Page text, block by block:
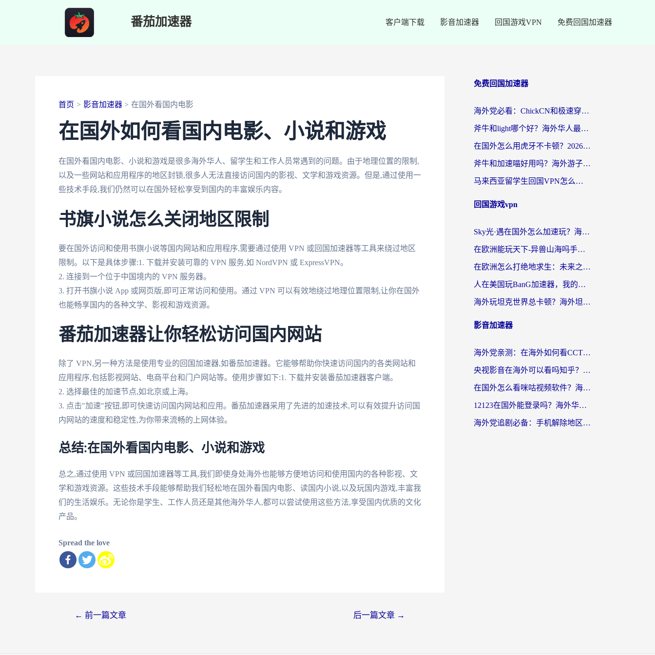
番茄加速器 客户端下载 影音加速器 回国游戏VPN 免费回国加速器
首页 影音加速器 在国外看国内电影
在国外如何看国内电影、小说和游戏
在国外看国内电影、小说和游戏是很多海外华人、留学生和工作人员常遇到的问题。由于地理位置的限制,
以及一些网站和应用程序的地区封锁,很多人无法直接访问国内的影视、文学和游戏资源。但是,通过使用一
些技术手段,我们仍然可以在国外轻松享受到国内的丰富娱乐内容。
书旗小说怎么关闭地区限制
要在国外访问和使用书旗小说等国内网站和应用程序,需要通过使用 VPN 或回国加速器等工具来绕过地区
限制。以下是具体步骤:1. 下载并安装可靠的 VPN 服务,如 NordVPN 或 ExpressVPN。
2. 连接到一个位于中国境内的 VPN 服务器。
3. 打开书旗小说 App 或网页版,即可正常访问和使用。通过 VPN 可以有效地绕过地理位置限制,让你在国外
也能畅享国内的各种文学、影视和游戏资源。
番茄加速器让你轻松访问国内网站
除了 VPN,另一种方法是使用专业的回国加速器,如番茄加速器。它能够帮助你快速访问国内的各类网站和
应用程序,包括影视网站、电商平台和门户网站等。使用步骤如下:1. 下载并安装番茄加速器客户端。
2. 选择最佳的加速节点,如北京或上海。
3. 点击"加速"按钮,即可快速访问国内网站和应用。番茄加速器采用了先进的加速技术,可以有效提升访问国
内网站的速度和稳定性,为你带来流畅的上网体验。
总结:在国外看国内电影、小说和游戏
总之,通过使用 VPN 或回国加速器等工具,我们即使身处海外也能够方便地访问和使用国内的各种影视、文
学和游戏资源。这些技术手段能够帮助我们轻松地在国外看国内电影、读国内小说,以及玩国内游戏,丰富我
们的生活娱乐。无论你是学生、工作人员还是其他海外华人,都可以尝试使用这些方法,享受国内优质的文化
产品。
Spread the love
← 前一篇文章 后一篇文章 →
免费回国加速器
海外党必看：ChickCN和极速穿梭VPN好用吗？3招教你选对回国加速器无缝刷国内资源
斧牛和light哪个好？海外华人最关心的回国加速器选择难题，一篇讲透
在国外怎么用虎牙不卡顿？2026海外华人亲测有效的回国加速器选择指南
斧牛和加速喵好用吗？海外游子的真实选择困境
马来西亚留学生回国VPN怎么选？3个避坑点+1款实测好用的加速器推荐
回国游戏vpn
Sky光·遇在国外怎么加速玩？海外党亲测有效的国服游戏加速指南
在欧洲能玩天下-异兽山海吗手游？海外玩家的加速器生存指南
在欧洲怎么打绝地求生：未来之役不卡？留学生亲测的加速器避坑指南
人在美国玩BanG加速器，我的延迟终于绿了
海外玩坦克世界总卡顿？海外坦克世界加速器有哪些？实测好用的选择在这里
影音加速器
海外党亲测：在海外如何看CCTV？告别“仅限大陆播放”的实用指南
央视影音在海外可以看吗知乎？留学生亲测：3步解决地域限制+追剧自由
在国外怎么看咪咕视频软件？海外党亲测有效的回国加速方案
12123在国外能登录吗？海外华人必看的回国加速实用指南
海外党追剧必备：手机解除地区限制app怎么选？解决央视视频&国内剧地区限制全指南